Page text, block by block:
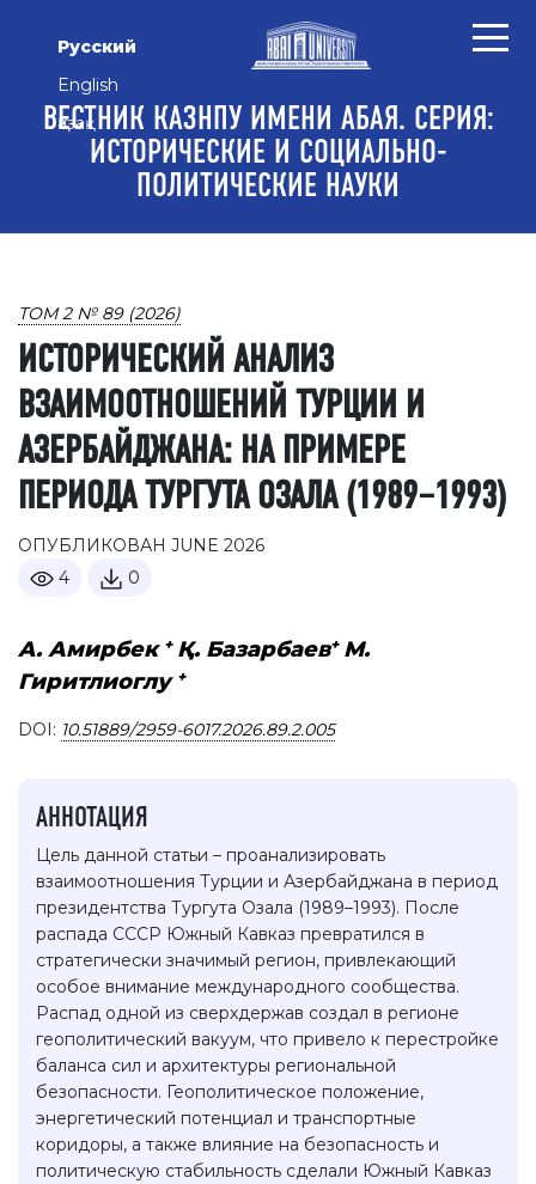
Русский
English
Қазақ
ВЕСТНИК КАЗНПУ ИМЕНИ АБАЯ. СЕРИЯ:
ИСТОРИЧЕСКИЕ И СОЦИАЛЬНО-
ПОЛИТИЧЕСКИЕ НАУКИ
ТОМ 2 № 89 (2026)
ИСТОРИЧЕСКИЙ АНАЛИЗ
ВЗАИМООТНОШЕНИЙ ТУРЦИИ И
АЗЕРБАЙДЖАНА: НА ПРИМЕРЕ
ПЕРИОДА ТУРГУТА ОЗАЛА (1989–1993)
ОПУБЛИКОВАН JUNE 2026
4
0
A. Амирбек + Қ. Базарбаев+ М.
Гиритлиоглу +
DOI: 10.51889/2959-6017.2026.89.2.005
АННОТАЦИЯ
Цель данной статьи – проанализировать
взаимоотношения Турции и Азербайджана в период
президентства Тургута Озала (1989–1993). После
распада СССР Южный Кавказ превратился в
стратегически значимый регион, привлекающий
особое внимание международного сообщества.
Распад одной из сверхдержав создал в регионе
геополитический вакуум, что привело к перестройке
баланса сил и архитектуры региональной
безопасности. Геополитическое положение,
энергетический потенциал и транспортные
коридоры, а также влияние на безопасность и
политическую стабильность сделали Южный Кавказ